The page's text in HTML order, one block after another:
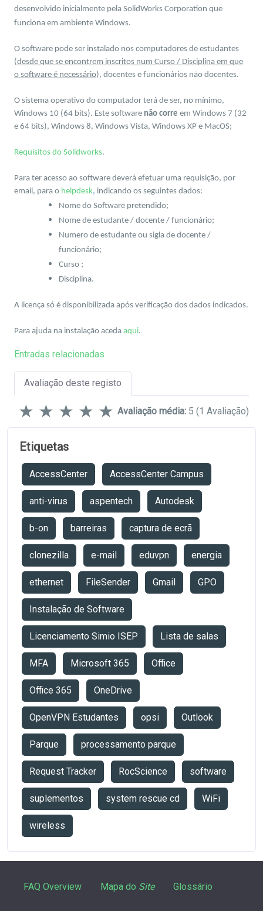
desenvolvido inicialmente pela SolidWorks Corporation que
funciona em ambiente Windows.
O software pode ser instalado nos computadores de estudantes
(desde que se encontrem inscritos num Curso / Disciplina em que
o software é necessário), docentes e funcionários não docentes.
O sistema operativo do computador terá de ser, no mínimo,
Windows 10 (64 bits). Este software não corre em Windows 7 (32
e 64 bits), Windows 8, Windows Vista, Windows XP e MacOS;
Requisitos do Solidworks.
Para ter acesso ao software deverá efetuar uma requisição, por
email, para o helpdesk, indicando os seguintes dados:
Nome do Software pretendido;
Nome de estudante / docente / funcionário;
Numero de estudante ou sigla de docente /
funcionário;
Curso ;
Disciplina.
A licença só é disponibilizada após verificação dos dados indicados.
Para ajuda na instalação aceda aqui.
Entradas relacionadas
Avaliação deste registo
★
★
★
★
★ Avaliação média: 5 (1 Avaliação)
Etiquetas
AccessCenter AccessCenter Campus
anti-virus aspentech Autodesk
b-on barreiras captura de ecrã
clonezilla e-mail eduvpn energia
ethernet FileSender Gmail GPO
Instalação de Software
Licenciamento Simio ISEP Lista de salas
MFA Microsoft 365 Office
Office 365 OneDrive
OpenVPN Estudantes opsi Outlook
Parque processamento parque
Request Tracker RocScience software
suplementos system rescue cd WiFi
wireless
FAQ Overview Mapa do Site Glossário